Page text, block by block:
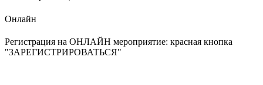
Онлайн
Регистрация на ОНЛАЙН мероприятие: красная кнопка
"ЗАРЕГИСТРИРОВАТЬСЯ"